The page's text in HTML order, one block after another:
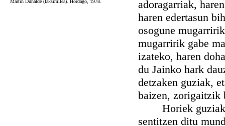
Martin Duhalde (faksimilea). Hordago, 1978.
adoragarriak,
haren edertasun
osogune
mugarririk gabe
izateko, haren
du Jainko hark
detzaken guziak,
baizen, zorigaitzik
Horiek guziak
sentitzen ditu